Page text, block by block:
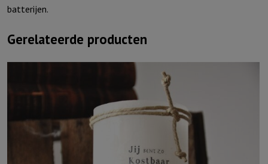
batterijen.
Gerelateerde producten